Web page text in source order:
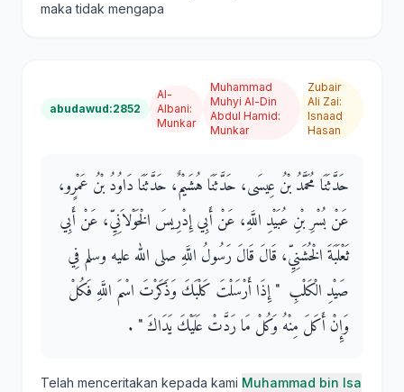
maka tidak mengapa
abudawud:2852
Al-
Albani:
Munkar
Muhammad
Muhyi Al-Din
Abdul Hamid:
Munkar
Zubair
Ali Zai:
Isnaad
Hasan
حَدَّثَنَا مُحَمَّدُ بْنُ عِيسَى، حَدَّثَنَا هُشَيْمٌ، حَدَّثَنَا دَاوُدُ بْنُ عَمْرٍو،
عَنْ بُسْرِ بْنِ عُبَيْدِ اللَّهِ، عَنْ أَبِي إِدْرِيسَ الْخَوْلاَنِيِّ، عَنْ أَبِي
ثَعْلَبَةَ الْخُشَنِيِّ، قَالَ قَالَ رَسُولُ اللَّهِ صلى الله عليه وسلم فِي
صَيْدِ الْكَلْبِ ‏ "‏ إِذَا أَرْسَلْتَ كَلْبَكَ وَذَكَرْتَ اسْمَ اللَّهِ فَكُلْ
وَإِنْ أَكَلَ مِنْهُ وَكُلْ مَا رَدَّتْ عَلَيْكَ يَدَاكَ ‏"‏ ‏.‏
Telah menceritakan kepada kami Muhammad bin Isa